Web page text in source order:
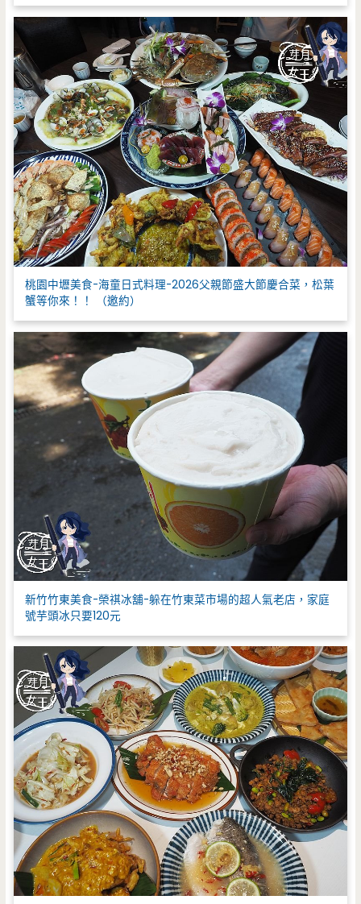
桃園中壢美食-海童日式料理-2026父親節盛大節慶合菜，松葉
蟹等你來！！ （邀約）
新竹竹東美食-榮祺冰舖-躲在竹東菜市場的超人氣老店，家庭
號芋頭冰只要120元